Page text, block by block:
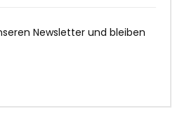
Newsletter und bleiben